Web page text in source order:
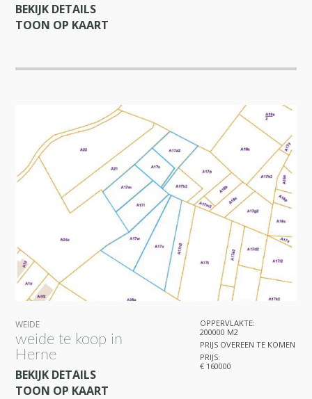
BEKIJK DETAILS
TOON OP KAART
WEIDE
weide te koop in
Herne
BEKIJK DETAILS
TOON OP KAART
OPPERVLAKTE:
200000 M2
PRIJS OVEREEN TE KOMEN
PRIJS:
€ 160000